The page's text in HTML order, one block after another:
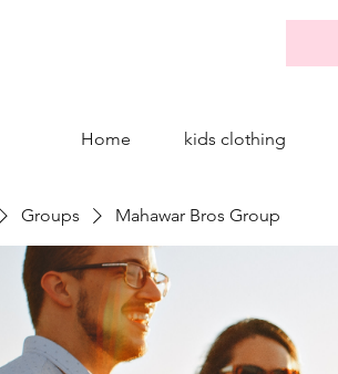
Home kids clothing
Groups Mahawar Bros Group